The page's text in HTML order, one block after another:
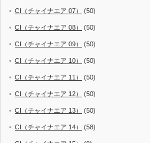
CI（チャイナエア 07） (50)
CI（チャイナエア 08） (50)
CI（チャイナエア 09） (50)
CI（チャイナエア 10） (50)
CI（チャイナエア 11） (50)
CI（チャイナエア 12） (50)
CI（チャイナエア 13） (50)
CI（チャイナエア 14） (58)